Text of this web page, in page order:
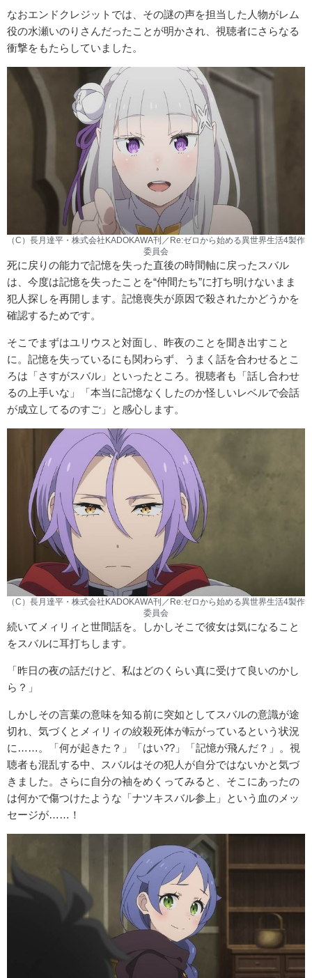
なおエンドクレジットでは、その謎の声を担当した人物がレム
役の水瀬いのりさんだったことが明かされ、視聴者にさらなる
衝撃をもたらしていました。
（C）長月達平・株式会社KADOKAWA刊／Re:ゼロから始める異世界生活4製作
委員会
死に戻りの能力で記憶を失った直後の時間軸に戻ったスバル
は、今度は記憶を失ったことを“仲間たち”に打ち明けないまま
犯人探しを再開します。記憶喪失が原因で殺されたかどうかを
確認するためです。
そこでまずはユリウスと対面し、昨夜のことを聞き出すこと
に。記憶を失っているにも関わらず、うまく話を合わせるとこ
ろは「さすがスバル」といったところ。視聴者も「話し合わせ
るの上手いな」「本当に記憶なくしたのか怪しいレベルで会話
が成立してるのすご」と感心します。
（C）長月達平・株式会社KADOKAWA刊／Re:ゼロから始める異世界生活4製作
委員会
続いてメィリィと世間話を。しかしそこで彼女は気になること
をスバルに耳打ちします。
「昨日の夜の話だけど、私はどのくらい真に受けて良いのかし
ら？」
しかしその言葉の意味を知る前に突如としてスバルの意識が途
切れ、気づくとメィリィの絞殺死体が転がっているという状況
に……。「何が起きた？」「はい??」「記憶が飛んだ？」。視
聴者も混乱する中、スバルはその犯人が自分ではないかと気づ
きました。さらに自分の袖をめくってみると、そこにあったの
は何かで傷つけたような「ナツキスバル参上」という血のメッ
セージが……！